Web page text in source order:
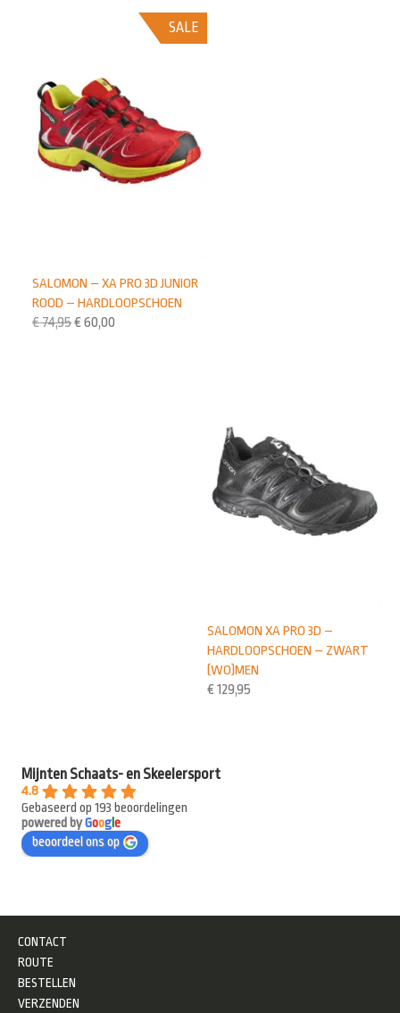
SALE
SALOMON – XA PRO 3D JUNIOR
ROOD – HARDLOOPSCHOEN
€74,95€ 60,00
SALOMON XA PRO 3D –
HARDLOOPSCHOEN – ZWART
(WO)MEN
€ 129,95
Mijnten Schaats- en Skeelersport
4.8
Gebaseerd op 193 beoordelingen
powered byGooge
beoordeel ons op
CONTACT
ROUTE
BESTELLEN
VERZENDEN